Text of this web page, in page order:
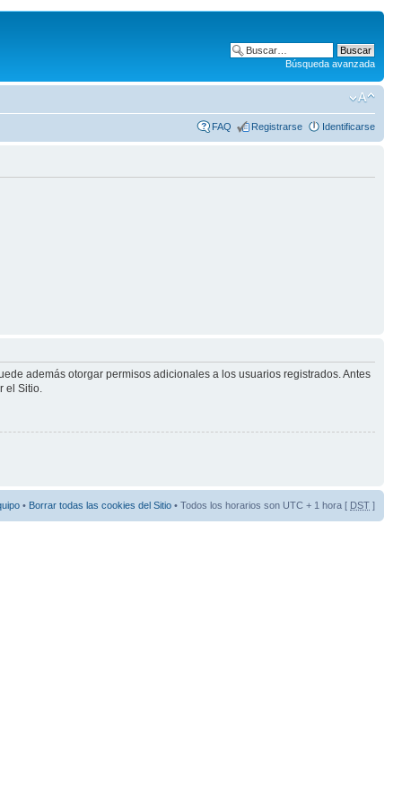
Búsqueda avanzada
FAQ Registrarse Identificarse
además otorgar permisos adicionales a los usuarios registrados. Antes
el Sitio.
• Borrar todas las cookies del Sitio • Todos los horarios son UTC + 1 hora [ DST ]